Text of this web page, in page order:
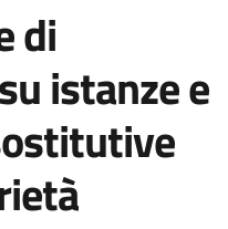
di
istanze e